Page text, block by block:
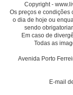
Copyright -
Os preços e condições
o dia de hoje ou
sendo
Em caso de
Todas as
Avenida Porto
E-mail